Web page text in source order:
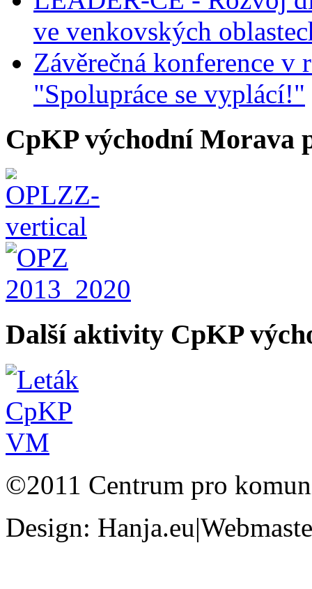
ve venkovských
Závěrečná konference v
"Spolupráce se vyplácí!"
CpKP východní Morava
Další aktivity CpKP
©2011 Centrum pro
Design: